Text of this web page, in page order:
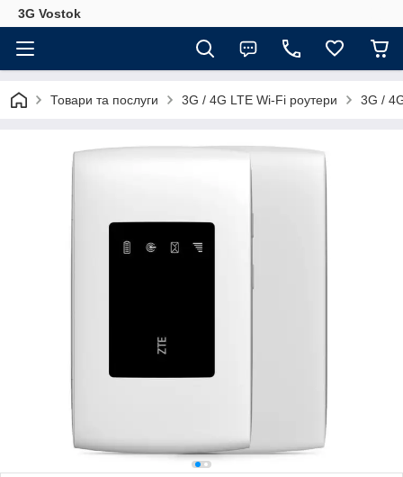
3G Vostok
Товари та послуги 3G / 4G LTE Wi-Fi роутери 3G /